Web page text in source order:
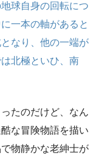
球自身の回転につ
一本の軸があると
なり、他の一端が
北極といひ、南
たのだけど、なん
な冒険物語を描い
物静かな老紳士が